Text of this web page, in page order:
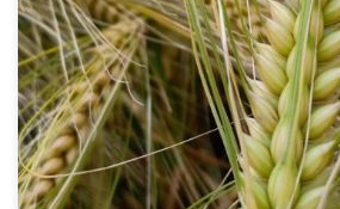
che l’una e l’altro crescano insieme fino
43) Celebrazione Sante Messe: ore 08:00
18:30 – Recita del Santo Rosario Lunedì
18.30 – Recita del Santo Rosario ore
Celebrazione Santa […]